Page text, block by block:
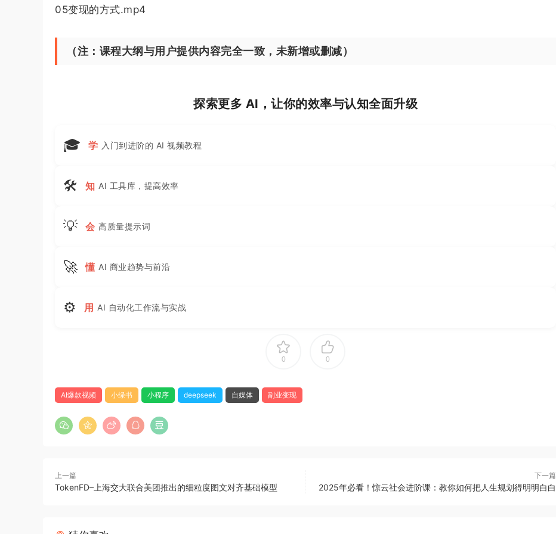
05变现的方式.mp4
（注：课程大纲与用户提供内容完全一致，未新增或删减）
探索更多 AI，让你的效率与认知全面升级
🎓 学 入门到进阶的 AI 视频教程
🛠 知 AI 工具库，提高效率
💡 会 高质量提示词
🚀 懂 AI 商业趋势与前沿
⚙ 用 AI 自动化工作流与实战
0 0
AI爆款视频 小绿书 小程序 deepseek 自媒体 副业变现
上一篇
TokenFD–上海交大联合美团推出的细粒度图文对齐基础模型
下一篇
2025年必看！惊云社会进阶课：教你如何把人生规划得明明白白